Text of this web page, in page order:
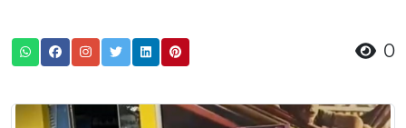
0